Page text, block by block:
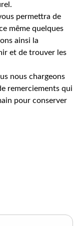
permettra de
même quelques
ainsi la
et de trouver les
nous chargeons
remerciements qui
pour conserver